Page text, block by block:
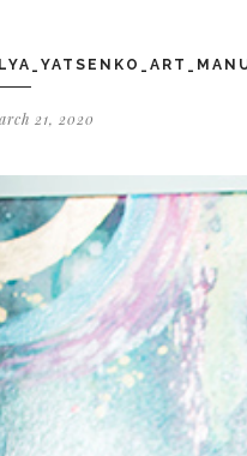
21, 2020